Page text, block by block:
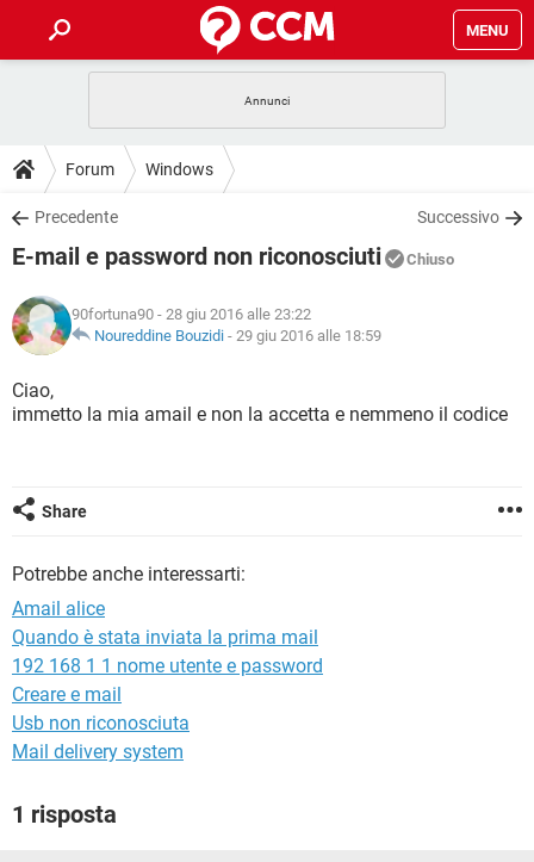
MENU
INTRATTENIMENTO
iOS
INSTAGRAM WHATSAPP
TIKTOK
HARDWARE
GUIDE
COVID-19
INSTAGRAM WHATSAPP
TIKTOK
HARDWARE
DOWNLOAD
COVID-19 GAMING
INTRATTENIMENTO
iOS WINDOWS 10
INSTAGRAM
TIKTOK FACEBOOK
COVID-19 GAMING
INTRATTENIMENTO
iOS
HARDWARE
GLOSSARIO
COVID-19
INTRATTENIMENTO ANDROID
INSTAGRAM
HARDWARE
Forum Windows
Precedente Successivo
E-mail e password non riconosciuti Chiuso
90fortuna90 - 28 giu 2016 alle 23:22
Noureddine Bouzidi - 29 giu 2016 alle 18:59
Ciao,
immetto la mia amail e non la accetta e nemmeno il codice
Share
Potrebbe anche interessarti:
Amail alice
Quando è stata inviata la prima mail
192 168 1 1 nome utente e password
Creare e mail
Usb non riconosciuta
Mail delivery system
1 risposta